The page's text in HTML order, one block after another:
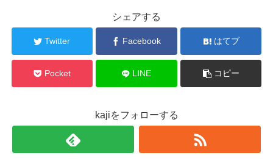
シェアする
Twitter Facebook はてブ
Pocket LINE コピー
kajiをフォローする